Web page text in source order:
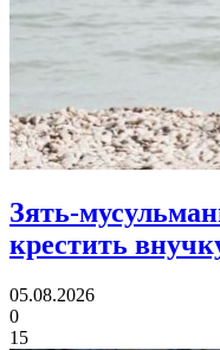
Зять-
крестить
05.08.2026
0
15